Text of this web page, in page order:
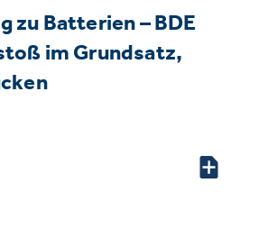
zu Batterien – BDE
im Grundsatz,